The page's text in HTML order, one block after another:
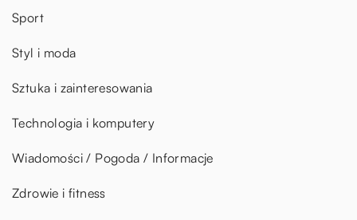
Sport
Styl i moda
Sztuka i zainteresowania
Technologia i komputery
Wiadomości / Pogoda / Informacje
Zdrowie i fitness